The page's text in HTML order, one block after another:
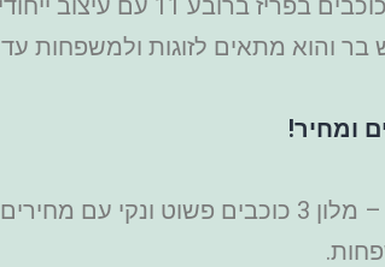
והוא מתאים לזוגות ולמשפחות עד 6 אנשים.
ומחיר!